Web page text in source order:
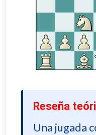
Reseña
Una jugada